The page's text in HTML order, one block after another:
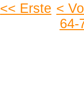
<< Erste <
64-